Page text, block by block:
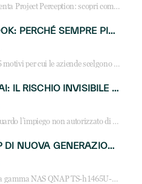
Microsoft presenta Project Perception: scopri come gli agenti AI possono trasformare cybersecurity, SOC e servizi gestiti degli MSP.
HP PROBOOK: PERCHÉ SEMPRE PIÙ AZIENDE SCELGONO NOTEBOOK PROGETTATI PER IL LAVORO MODERNO
HP ProBook: 5 motivi per cui le aziende scelgono i notebook business HP per migliorare produttività, sicurezza e gestione dell’AI.
SHADOW AI: IL RISCHIO INVISIBILE CHE LE AZIENDE POSSONO GOVERNARE
Shadow AI riguardo l’impiego non autorizzato di sistemi AI all’interno dell’azienda. E’ una pratica che si diffonde a partire dai dipendenti fino ai dirigenti e mette a repentaglio la cybersecurity, con costi più elevati per le organizzazioni. Due recenti report illustrano il fenomeno e forniscono dati in merito
NAS QNAP DI NUOVA GENERAZIONE: PIÙ PRESTAZIONI, SCALABILITÀ E PROTEZIONE DEI DATI PER LE INFRASTRUTTURE IT MODERNE
Scopri la nuova gamma NAS QNAP TS-h1465U-RP, TS-h1065eU e TS-h665U: storage aziendale con ZFS, DDR5, E1.S NVMe e connettività 2.5GbE per backup, virtualizzazione e cybersecurity.